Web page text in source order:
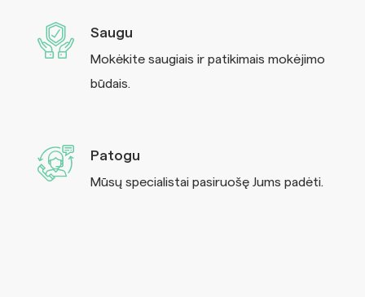
Saugu
Mokėkite saugiais ir patikimais mokėjimo
būdais.
Patogu
Mūsų specialistai pasiruošę Jums padėti.